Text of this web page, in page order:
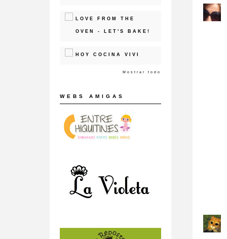
LOVE FROM THE
OVEN - LET'S BAKE!
HOY COCINA VIVI
Mostrar todo
WEBS AMIGAS